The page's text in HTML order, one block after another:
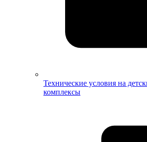
Технические условия на
комплексы